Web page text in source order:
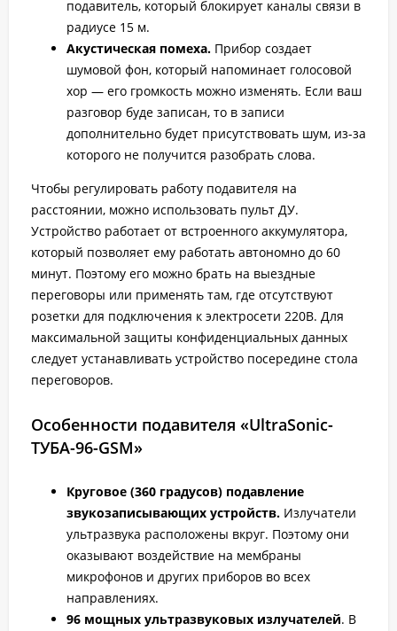
подавитель, который блокирует каналы связи в
радиусе 15 м.
Акустическая помеха. Прибор создает
шумовой фон, который напоминает голосовой
хор — его громкость можно изменять. Если ваш
разговор буде записан, то в записи
дополнительно будет присутствовать шум, из-за
которого не получится разобрать слова.
Чтобы регулировать работу подавителя на
расстоянии, можно использовать пульт ДУ.
Устройство работает от встроенного аккумулятора,
который позволяет ему работать автономно до 60
минут. Поэтому его можно брать на выездные
переговоры или применять там, где отсутствуют
розетки для подключения к электросети 220В. Для
максимальной защиты конфиденциальных данных
следует устанавливать устройство посередине стола
переговоров.
Особенности подавителя «UltraSonic-
ТУБА-96-GSM»
Круговое (360 градусов) подавление
звукозаписывающих устройств. Излучатели
ультразвука расположены вкруг. Поэтому они
оказывают воздействие на мембраны
микрофонов и других приборов во всех
направлениях.
96 мощных ультразвуковых излучателей. В